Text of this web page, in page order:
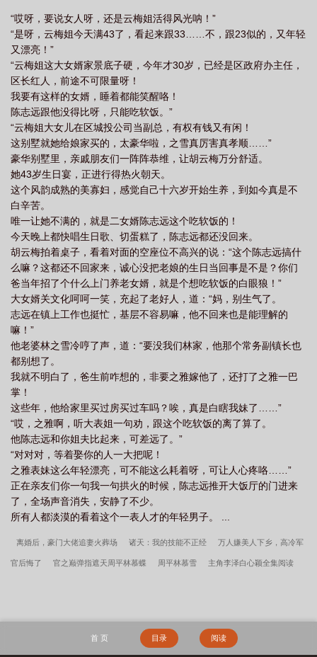
“哎呀，要说女人呀，还是云梅姐活得风光呐！”
“是呀，云梅姐今天满43了，看起来跟33……不，跟23似的，又年轻
又漂亮！”
“云梅姐这大女婿家景底子硬，今年才30岁，已经是区政府办主任，
区长红人，前途不可限量呀！
我要有这样的女婿，睡着都能笑醒咯！
陈志远跟他没得比呀，只能吃软饭。”
“云梅姐大女儿在区城投公司当副总，有权有钱又有闲！
这别墅就她给娘家买的，太豪华啦，之雪真厉害真孝顺……”
豪华别墅里，亲戚朋友们一阵阵恭维，让胡云梅万分舒适。
她43岁生日宴，正进行得热火朝天。
这个风韵成熟的美寡妇，感觉自己十六岁开始生养，到如今真是不
白辛苦。
唯一让她不满的，就是二女婿陈志远这个吃软饭的！
今天晚上都快唱生日歌、切蛋糕了，陈志远都还没回来。
胡云梅拍着桌子，看着对面的空座位不高兴的说：“这个陈志远搞什
么嘛？这都还不回家来，诚心没把老娘的生日当回事是不是？你们
爸当年招了个什么上门养老女婿，就是个想吃软饭的白眼狼！”
大女婿关文化呵呵一笑，充起了老好人，道：“妈，别生气了。
志远在镇上工作也挺忙，基层不容易嘛，他不回来也是能理解的
嘛！”
他老婆林之雪冷哼了声，道：“要没我们林家，他那个常务副镇长也
都别想了。
我就不明白了，爸生前咋想的，非要之雅嫁他了，还打了之雅一巴
掌！
这些年，他给家里买过房买过车吗？唉，真是白瞎我妹了……”
“哎，之雅啊，听大表姐一句劝，跟这个吃软饭的离了算了。
他陈志远和你姐夫比起来，可差远了。”
“对对对，等着娶你的人一大把呢！
之雅表妹这么年轻漂亮，可不能这么耗着呀，可让人心疼咯……”
正在亲友们你一句我一句拱火的时候，陈志远推开大饭厅的门进来
了，全场声音消失，安静了不少。
所有人都淡漠的看着这个一表人才的年轻男子。 ...
离婚后，豪门大佬追妻火葬场 诸天：我的技能不正经 万人嫌美人下乡，高冷军
官后悔了 官之巅弹指遮天周平林慕蝶 周平林慕雪 主角李泽白心颖全集阅读
贵极人臣 侯门风华 魔本为尊
首 页 目录 阅读